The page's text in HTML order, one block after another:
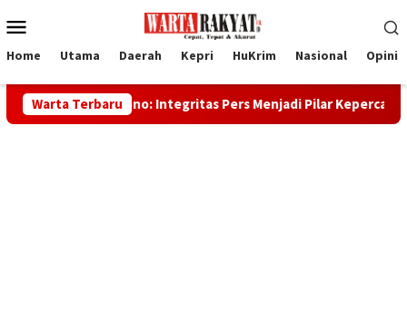
ke
Mobile
Home Utama Daerah Kepri HuKrim Nasional Opini
Warta Terbaru
Integritas Pers Menjadi Pilar Kepercayaan Publik